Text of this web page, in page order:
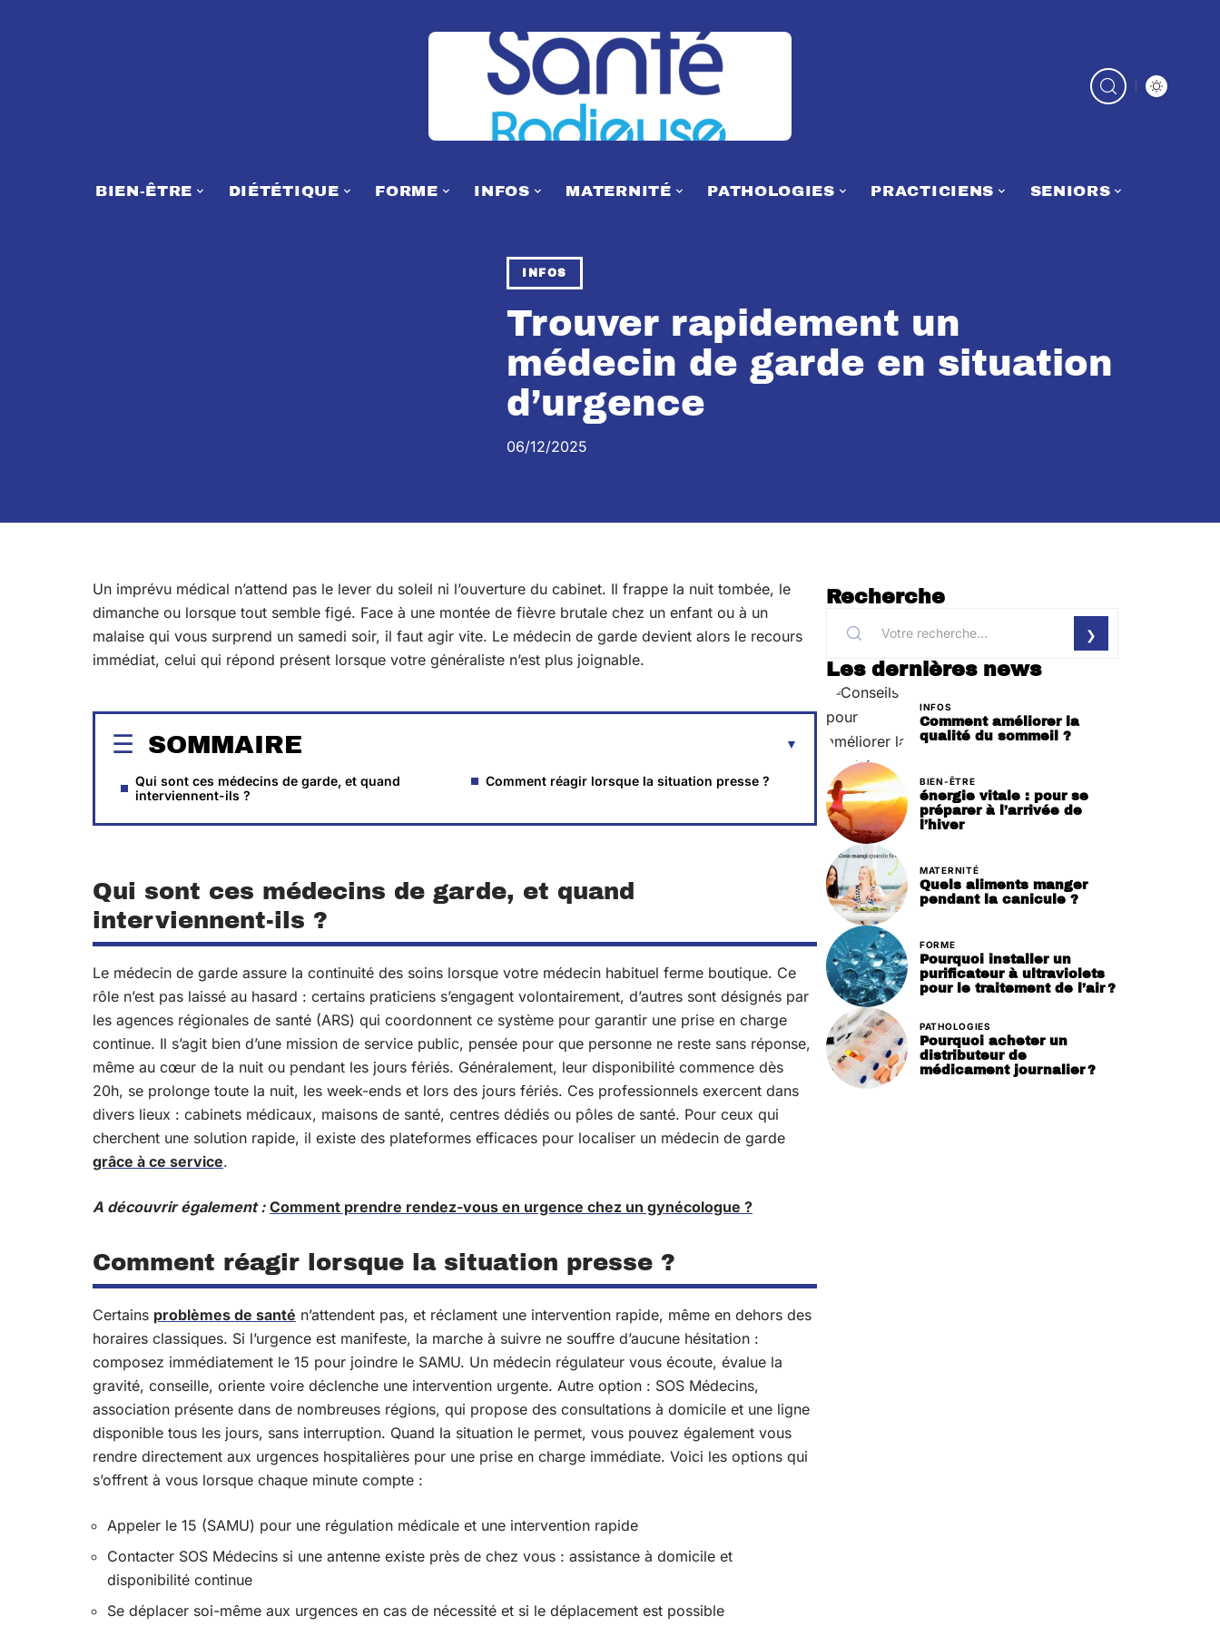
BIEN-ÊTRE DIÉTÉTIQUE FORME INFOS MATERNITÉ PATHOLOGIES PRACTICIENS SENIORS
INFOS
Trouver rapidement un
médecin de garde en situation
d’urgence
06/12/2025
Un imprévu médical n’attend pas le lever du soleil ni l’ouverture du cabinet. Il frappe la nuit tombée, le
dimanche ou lorsque tout semble figé. Face à une montée de fièvre brutale chez un enfant ou à un
malaise qui vous surprend un samedi soir, il faut agir vite. Le médecin de garde devient alors le recours
immédiat, celui qui répond présent lorsque votre généraliste n’est plus joignable.
SOMMAIRE
Qui sont ces médecins de garde, et quand
interviennent-ils ?
Comment réagir lorsque la situation presse ?
Qui sont ces médecins de garde, et quand
interviennent-ils ?
Le médecin de garde assure la continuité des soins lorsque votre médecin habituel ferme boutique. Ce
rôle n’est pas laissé au hasard : certains praticiens s’engagent volontairement, d’autres sont désignés par
les agences régionales de santé (ARS) qui coordonnent ce système pour garantir une prise en charge
continue. Il s’agit bien d’une mission de service public, pensée pour que personne ne reste sans réponse,
même au cœur de la nuit ou pendant les jours fériés. Généralement, leur disponibilité commence dès
20h, se prolonge toute la nuit, les week-ends et lors des jours fériés. Ces professionnels exercent dans
divers lieux : cabinets médicaux, maisons de santé, centres dédiés ou pôles de santé. Pour ceux qui
cherchent une solution rapide, il existe des plateformes efficaces pour localiser un médecin de garde
grâce à ce service.
A découvrir également : Comment prendre rendez-vous en urgence chez un gynécologue ?
Comment réagir lorsque la situation presse ?
Certains problèmes de santé n’attendent pas, et réclament une intervention rapide, même en dehors des
horaires classiques. Si l’urgence est manifeste, la marche à suivre ne souffre d’aucune hésitation :
composez immédiatement le 15 pour joindre le SAMU. Un médecin régulateur vous écoute, évalue la
gravité, conseille, oriente voire déclenche une intervention urgente. Autre option : SOS Médecins,
association présente dans de nombreuses régions, qui propose des consultations à domicile et une ligne
disponible tous les jours, sans interruption. Quand la situation le permet, vous pouvez également vous
rendre directement aux urgences hospitalières pour une prise en charge immédiate. Voici les options qui
s’offrent à vous lorsque chaque minute compte :
Appeler le 15 (SAMU) pour une régulation médicale et une intervention rapide
Contacter SOS Médecins si une antenne existe près de chez vous : assistance à domicile et
disponibilité continue
Se déplacer soi-même aux urgences en cas de nécessité et si le déplacement est possible
Recherche
Les dernières news
INFOS
Comment améliorer la
qualité du sommeil ?
BIEN-ÊTRE
énergie vitale : pour se
préparer à l’arrivée de
l’hiver
MATERNITÉ
Quels aliments manger
pendant la canicule ?
FORME
Pourquoi installer un
purificateur à ultraviolets
pour le traitement de l’air ?
PATHOLOGIES
Pourquoi acheter un
distributeur de
médicament journalier ?